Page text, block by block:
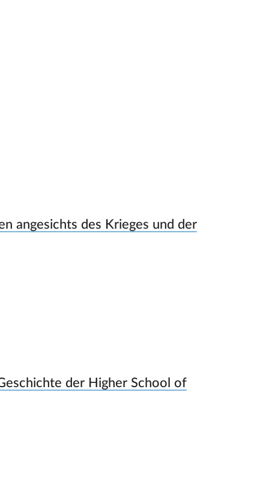
angesichts des Krieges und der
der Higher School of